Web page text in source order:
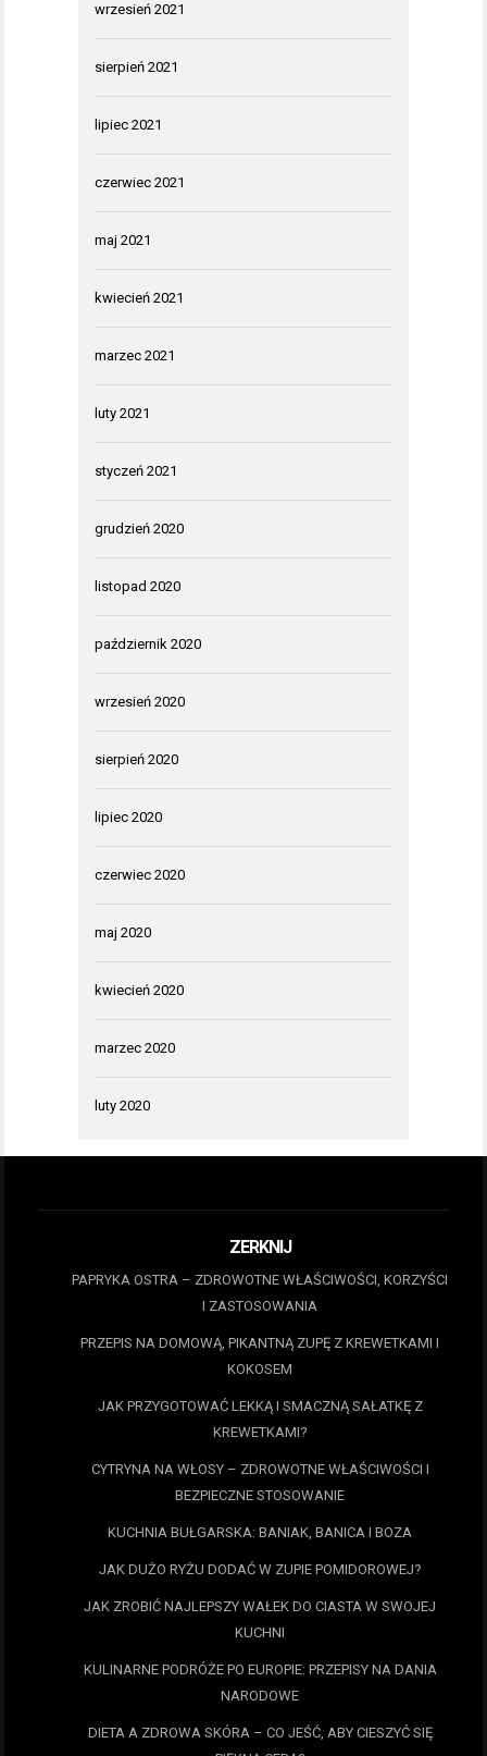
wrzesień 2021
sierpień 2021
lipiec 2021
czerwiec 2021
maj 2021
kwiecień 2021
marzec 2021
luty 2021
styczeń 2021
grudzień 2020
listopad 2020
październik 2020
wrzesień 2020
sierpień 2020
lipiec 2020
czerwiec 2020
maj 2020
kwiecień 2020
marzec 2020
luty 2020
ZERKNIJ
PAPRYKA OSTRA – ZDROWOTNE WŁAŚCIWOŚCI, KORZYŚCI
I ZASTOSOWANIA
PRZEPIS NA DOMOWĄ, PIKANTNĄ ZUPĘ Z KREWETKAMI I
KOKOSEM
JAK PRZYGOTOWAĆ LEKKĄ I SMACZNĄ SAŁATKĘ Z
KREWETKAMI?
CYTRYNA NA WŁOSY – ZDROWOTNE WŁAŚCIWOŚCI I
BEZPIECZNE STOSOWANIE
KUCHNIA BUŁGARSKA: BANIAK, BANICA I BOZA
JAK DUŻO RYŻU DODAĆ W ZUPIE POMIDOROWEJ?
JAK ZROBIĆ NAJLEPSZY WAŁEK DO CIASTA W SWOJEJ
KUCHNI
KULINARNE PODRÓŻE PO EUROPIE: PRZEPISY NA DANIA
NARODOWE
DIETA A ZDROWA SKÓRA – CO JEŚĆ, ABY CIESZYĆ SIĘ